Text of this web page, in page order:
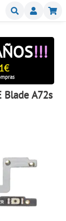
Buscar
!!!
A72s